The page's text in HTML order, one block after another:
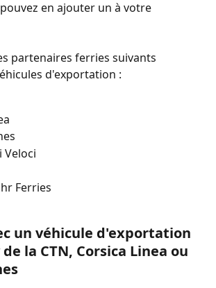
en ajouter un à votre
partenaires ferries suivants
d'exportation :
Veloci
Ferries
un véhicule d'exportation
la CTN, Corsica Linea ou